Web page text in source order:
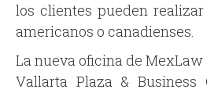
los clientes pueden
americanos o canadienses.
La nueva oficina de MexLaw
Vallarta Plaza & Business